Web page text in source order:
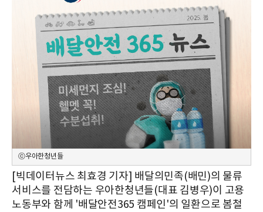
ⓒ우아한청년들
[빅데이터뉴스 최효경 기자] 배달의민족(배민)의 물류
서비스를 전담하는 우아한청년들(대표 김병우)이 고용
노동부와 함께 '배달안전365 캠페인'의 일환으로 봄철